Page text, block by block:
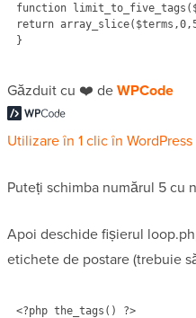
function
return
Găzduit cu ❤️ deWPCode
Utilizare în 1 clic în WordPress
Puteți schimba numărul 5 cu
Apoi deschide fișierul
etichete de postare (trebuie
<?php the_tags() ?>